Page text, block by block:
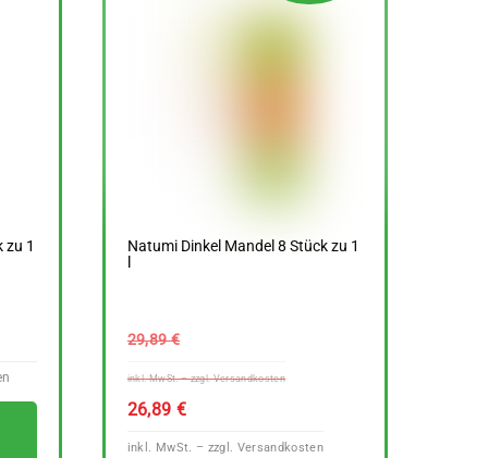
zu 1
Natumi Dinkel Mandel 8 Stück zu 1
29,89€
29,89 €
26,89 €
Preis